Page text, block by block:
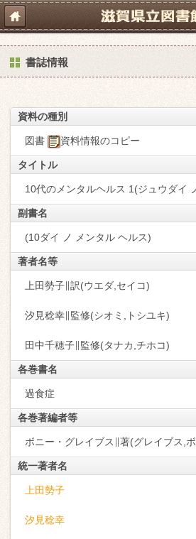
書誌情報
資料の種別
図書 資料情報のコピー
タイトル
10代のメンタルヘルス 1(ジュウダイ
副書名
(10ダイ ノ メンタル ヘルス)
著者名等
上田勢子∥訳(ウエダ,セイコ)
汐見稔幸∥監修(シオミ,トシユキ)
田中千穂子∥監修(タナカ,チホコ)
各巻書名
過食症
各巻著編者等
ボニー・グレイブス∥著(グレイブス,
統一著者名
上田勢子
汐見稔幸